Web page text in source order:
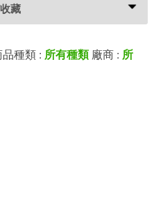
藏
種類 : 所有種類廠商 : 所